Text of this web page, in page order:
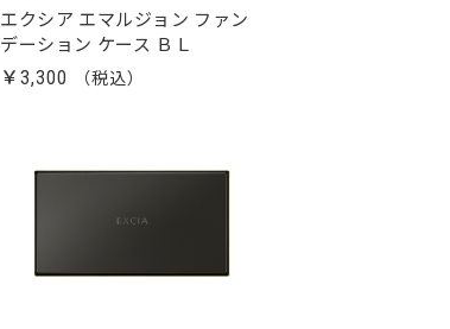
エクシア エマルジョン ファン
デーション ケース ＢＬ
￥3,300